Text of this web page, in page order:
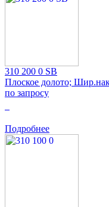
310 200 0 SB
Плоское долото;
по запросу
Подробнее